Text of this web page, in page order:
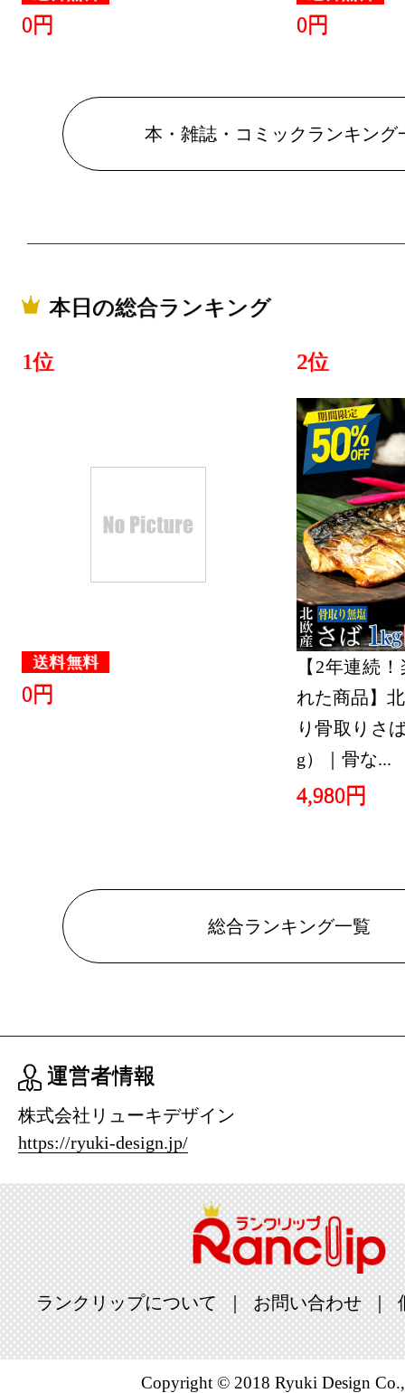
0円 0円
本・雑誌・コミックランキング
本日の総合ランキング
1位
送料無料
0円
2位
【2年連続
れた商品】
り骨取りさ
g）｜骨な...
4,980円
総合ランキング一覧
運営者情報
株式会社リューキデザイン
https://ryuki-design.jp/
ランクリップについて お問い合わせ
Copyright © 2018 Ryuki Design